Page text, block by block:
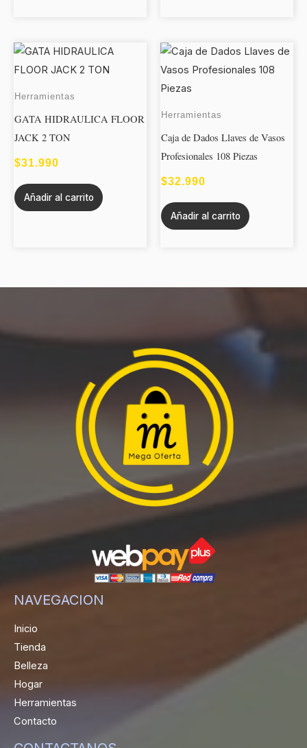
Herramientas
GATA HIDRAULICA FLOOR
JACK 2 TON
$31.990
Añadir al carrito
Herramientas
Caja de Dados Llaves de Vasos
Profesionales 108 Piezas
$32.990
Añadir al carrito
NAVEGACION
Inicio
Tienda
Belleza
Hogar
Herramientas
Contacto